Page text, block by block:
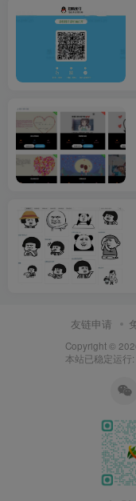
友链申请
Copyright ©
本站已稳定运